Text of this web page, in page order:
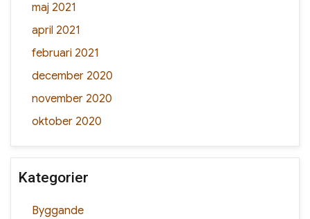
maj 2021
april 2021
februari 2021
december 2020
november 2020
oktober 2020
Kategorier
Byggande